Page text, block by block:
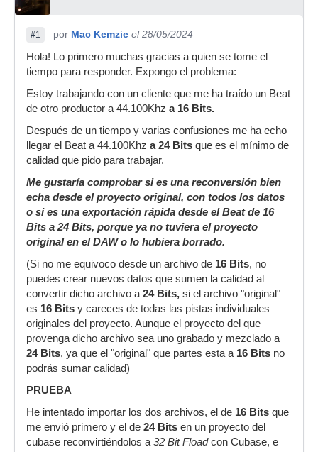
#1 por Mac Kemzie el 28/05/2024
Hola! Lo primero muchas gracias a quien se tome el
tiempo para responder. Expongo el problema:
Estoy trabajando con un cliente que me ha traído un Beat
de otro productor a 44.100Khz a 16 Bits.
Después de un tiempo y varias confusiones me ha echo
llegar el Beat a 44.100Khz a 24 Bits que es el mínimo de
calidad que pido para trabajar.
Me gustaría comprobar si es una reconversión bien
echa desde el proyecto original, con todos los datos
o si es una exportación rápida desde el Beat de 16
Bits a 24 Bits, porque ya no tuviera el proyecto
original en el DAW o lo hubiera borrado.
(Si no me equivoco desde un archivo de 16 Bits, no
puedes crear nuevos datos que sumen la calidad al
convertir dicho archivo a 24 Bits, si el archivo "original"
es 16 Bits y careces de todas las pistas individuales
originales del proyecto. Aunque el proyecto del que
provenga dicho archivo sea uno grabado y mezclado a
24 Bits, ya que el "original" que partes esta a 16 Bits no
podrás sumar calidad)
PRUEBA
He intentado importar los dos archivos, el de 16 Bits que
me envió primero y el de 24 Bits en un proyecto del
cubase reconvirtiéndolos a 32 Bit Floadcon Cubase, e